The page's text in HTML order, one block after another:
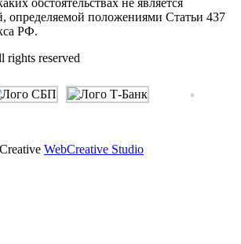
обстоятельствах не является
определяемой положениями Статьи 437
РФ.
reserved
WebCreative Studio